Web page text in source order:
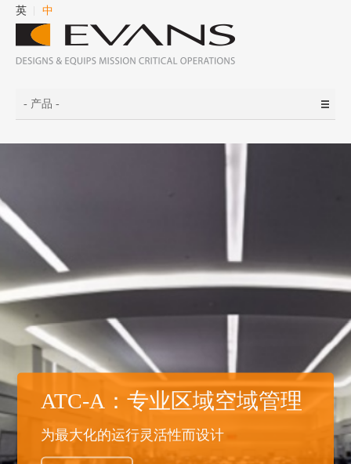
英 中
- 产品 -
ATC-A：专业区域空域管理
为最大化的运行灵活性而设计